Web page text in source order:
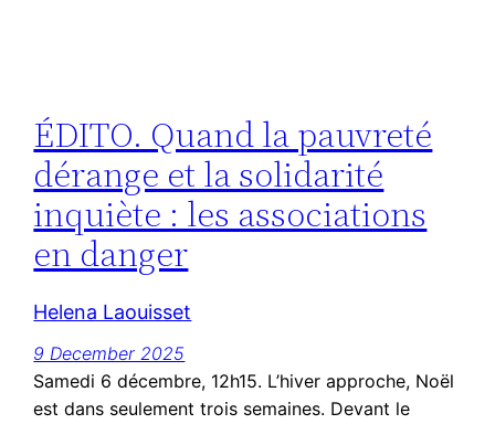
ÉDITO. Quand la pauvreté
dérange et la solidarité
inquiète : les associations
en danger
Helena Laouisset
9 December 2025
Samedi 6 décembre, 12h15. L’hiver approche, Noël
est dans seulement trois semaines. Devant le